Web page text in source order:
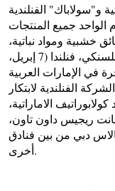
و"سولاباك" الفنلندية
الواحد جميع المنتجات
خشبية ومواد نباتية،
وتجمع الابتكار مع الاستخدام العملي هلسنكي، فنلندا (7 إبريل،
في الإمارات العربية
الفنلندية لابتكار
الاماراتية،
ريجيس داون تاون،
دبي من بين فنادق
أخرى.